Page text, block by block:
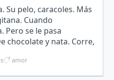
Su pelo, caracoles. Más
Cuando
Pero se le pasa
chocolate y nata. Corre,
el agua.Cuando la
amor